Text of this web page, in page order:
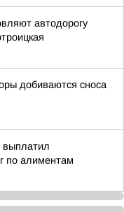
автодорогу
добиваются сноса
по алиментам